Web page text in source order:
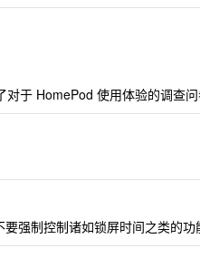
于 HomePod 使用体验的调查问
强制控制诸如锁屏时间之类的功